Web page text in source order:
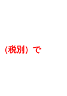
税別）で